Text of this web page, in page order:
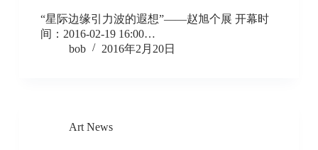
“星际边缘引力波的遐想”——赵旭个展 开幕时
间：2016-02-19 16:00…
bob
2016年2月20日
Art News